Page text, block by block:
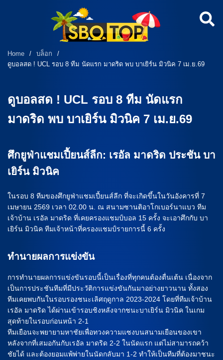
Home / บล็อก
/
ดูบอลสด ! UCL รอบ 8 ทีม นัดแรก มาดริด พบ บาเยิร์น มิวนิค 7 เม.ย.69
ดูบอลสด ! UCL รอบ 8 ทีม นัดแรก
มาดริด พบ บาเยิร์น มิวนิค 7 เม.ย.69
ศึกยูฟ่าแชมเปี้ยนส์ลีก: เรอัล มาดริด ประชัน บา
เยิร์น มิวนิค
ในรอบ 8 ทีมของศึกยูฟ่าแชมเปี้ยนส์ลีก ที่จะเกิดขึ้นในวันอังคารที่ 7
เมษายน 2569 เวลา 02.00 น. ณ สนามซานติอาโกเบอร์นาแบว ทีม
เจ้าบ้าน เรอัล มาดริด ที่เคยครองแชมป์บอล 15 ครั้ง จะเอาศึกกับ บา
เยิร์น มิวนิค ทีมเจ้าหน้าที่ครองแชมป์รายการนี้ 6 ครั้ง
ทำนายผลการแข่งขัน
การทำนายผลการแข่งขันรอบนี้เป็นเรื่องที่ทุกคนต้องตื่นเต้น เนื่องจาก
เป็นการประชันทีมที่มีประวัติการแข่งขันกันมาอย่างยาวนาน ทั้งสอง
ทีมเคยพบกันในรอบรองชนะเลิศฤดูกาล 2023-2024 โดยที่ทีมเจ้าบ้าน
เรอัล มาดริด ได้ผ่านเข้ารอบชิงหลังจากชนะบาเยิร์น มิวนิค ในเกม
สุดท้ายในรอบก่อนหน้า 2-1
ทีมเยือนจะพยายามหาชัยเพื่อทวงความแซงบนสนามเยือนของเขา
หลังจากที่เสมอกันกับเรอัล มาดริด 2-2 ในนัดแรก แต่ไม่สามารถคว้า
ชัยได้ และต้องยอมแพ้พ่ายในนัดกลับมา 1-2 ทำให้เป็นทีมที่ต้องมาชนะ